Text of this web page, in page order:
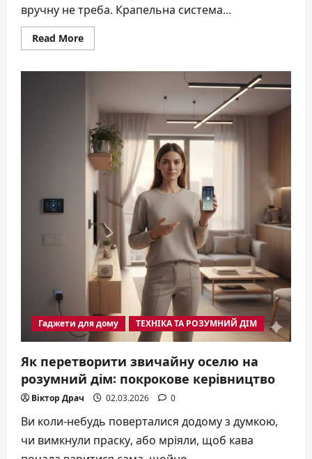
вручну не треба. Крапельна система...
Read MoreRead
more
система:
краще
для
холодильника
Гаджети для дому ТЕХНІКА ТА РОЗУМНИЙ ДІМ
Як перетворити звичайну оселю на
розумний дім: покрокове керівництво
Віктор Драч 02.03.2026 0
Ви коли-небудь поверталися додому з думкою,
чи вимкнули праску, або мріяли, щоб кава